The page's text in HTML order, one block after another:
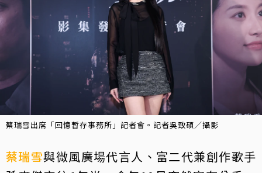
蔡瑞雪出席「回憶暫存事務所」記者會。記者吳致碩／攝影
蔡瑞雪與微風廣場代言人、富二代兼創作歌手